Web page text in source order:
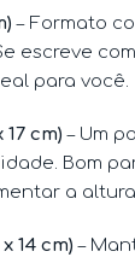
– Formato
escreve
para você.
17 cm) – Um
Bom
a
14 cm) –